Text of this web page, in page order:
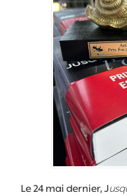
Le 24 mai dernier, J